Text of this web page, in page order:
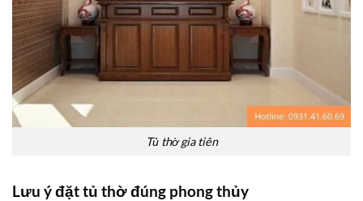
Tủ thờ gia tiên
Lưu ý đặt tủ thờ đúng phong thủy